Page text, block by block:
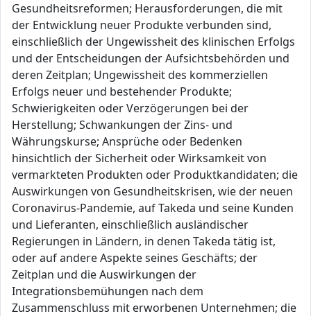
Gesundheitsreformen; Herausforderungen, die mit
der Entwicklung neuer Produkte verbunden sind,
einschließlich der Ungewissheit des klinischen Erfolgs
und der Entscheidungen der Aufsichtsbehörden und
deren Zeitplan; Ungewissheit des kommerziellen
Erfolgs neuer und bestehender Produkte;
Schwierigkeiten oder Verzögerungen bei der
Herstellung; Schwankungen der Zins- und
Währungskurse; Ansprüche oder Bedenken
hinsichtlich der Sicherheit oder Wirksamkeit von
vermarkteten Produkten oder Produktkandidaten; die
Auswirkungen von Gesundheitskrisen, wie der neuen
Coronavirus-Pandemie, auf Takeda und seine Kunden
und Lieferanten, einschließlich ausländischer
Regierungen in Ländern, in denen Takeda tätig ist,
oder auf andere Aspekte seines Geschäfts; der
Zeitplan und die Auswirkungen der
Integrationsbemühungen nach dem
Zusammenschluss mit erworbenen Unternehmen; die